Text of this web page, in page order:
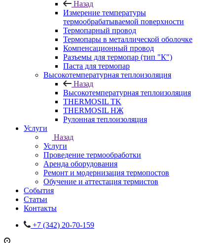
Назад
Измерение температуры
термообрабатываемой поверхности
Термопарный провод
Термопары в металлической оболочке
Компенсационный провод
Разъемы для термопар (тип "К")
Паста для термопар
Высокотемпературная теплоизоляция
Назад
Высокотемпературная теплоизоляция
THERMOSIL TK
THERMOSIL НЖ
Рулонная теплоизоляция
Услуги
Назад
Услуги
Проведение термообработки
Аренда оборудования
Ремонт и модернизация термопостов
Обучение и аттестация термистов
События
Статьи
Контакты
+7 (342) 20-70-159